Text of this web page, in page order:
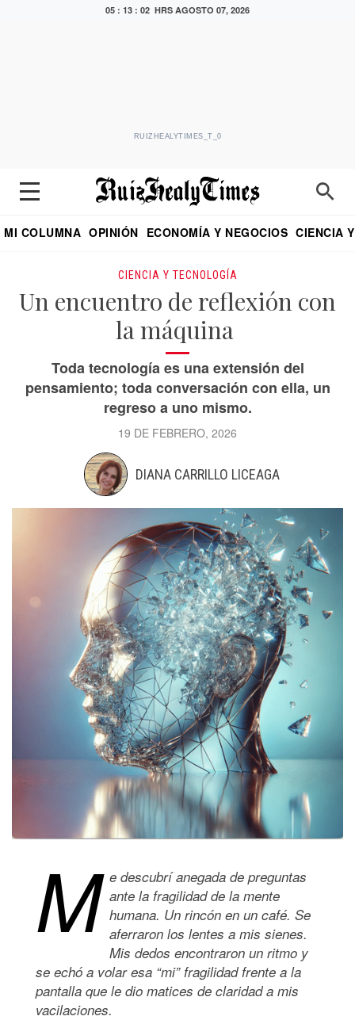
05 : 13 : 03 HRS AGOSTO 07, 2026
RUIZHEALYTIMES_T_0
MI COLUMNA OPINIÓN ECONOMÍA Y NEGOCIOS CIENCIA
CIENCIA Y TECNOLOGÍA
Un encuentro de reflexión con
la máquina
Toda tecnología es una extensión del
pensamiento; toda conversación con ella, un
regreso a uno mismo.
19 DE FEBRERO, 2026
DIANA CARRILLO LICEAGA
M e descubrí anegada de preguntas
ante la fragilidad de la mente
humana. Un rincón en un café. Se
aferraron los lentes a mis sienes.
Mis dedos encontraron un ritmo y
se echó a volar esa “mi” fragilidad frente a la
pantalla que le dio matices de claridad a mis
vacilaciones.